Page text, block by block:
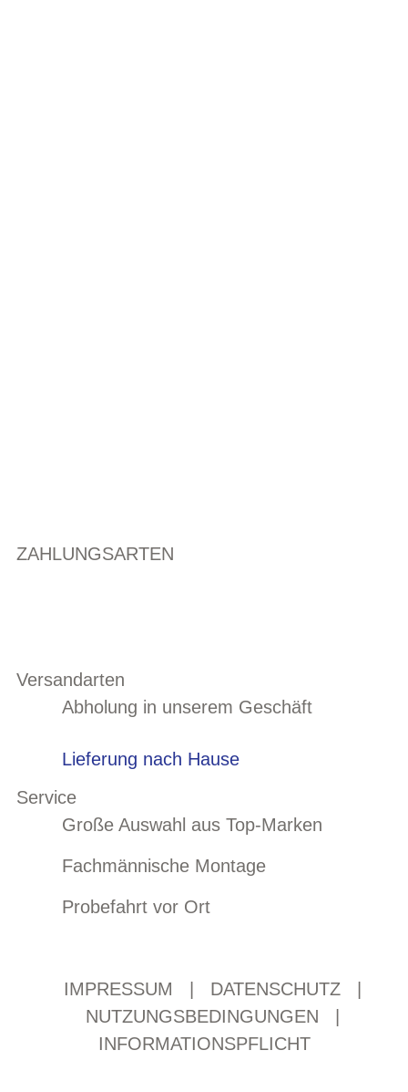
ZAHLUNGSARTEN
Versandarten
Abholung in unserem Geschäft
Lieferung nach Hause
Service
Große Auswahl aus Top-Marken
Fachmännische Montage
Probefahrt vor Ort
IMPRESSUM DATENSCHUTZ
NUTZUNGSBEDINGUNGEN
INFORMATIONSPFLICHT